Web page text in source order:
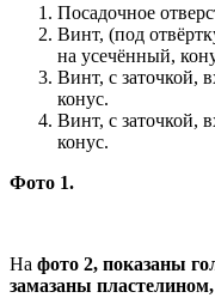
Посадочное
Винт, (под
на усечённый,
Винт, с заточкой,
конус.
Винт, с заточкой,
конус.
Фото 1.
На фото 2, показаны
замазаны